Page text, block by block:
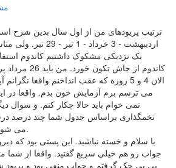
یک نزدیکی مشکوک داشتیم کاندوم
کاندوم از جاش
الان 4 و 5 روزه که عقب انداخنم واقعا
می ترسم برم آزمایش خون بدم. واقعا در
نمی خوام باید حالا چکار کنم. و سوال
تخمگذاری براساس جدول شما چند درصد
می شود به آن اعتماد کرد.
با سلام و خسته نباشید. این پستی بود که
جواب رو هم خیلی سریع گفتید. واقعا از شما
بی بی چک گرفتم و جواب منفی بود و